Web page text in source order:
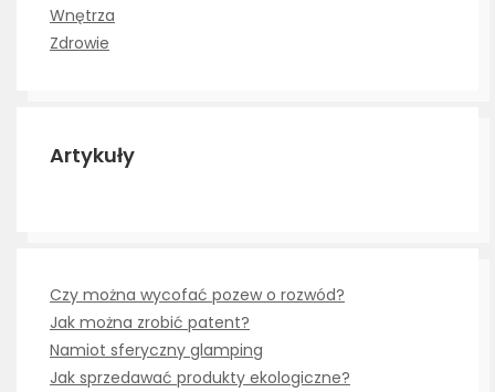
Wnętrza
Zdrowie
Artykuły
Czy można wycofać pozew o rozwód?
Jak można zrobić patent?
Namiot sferyczny glamping
Jak sprzedawać produkty ekologiczne?